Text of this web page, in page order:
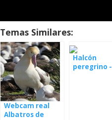
Temas Similares:
Webcam real
Albatros de
Halcón
peregrino -